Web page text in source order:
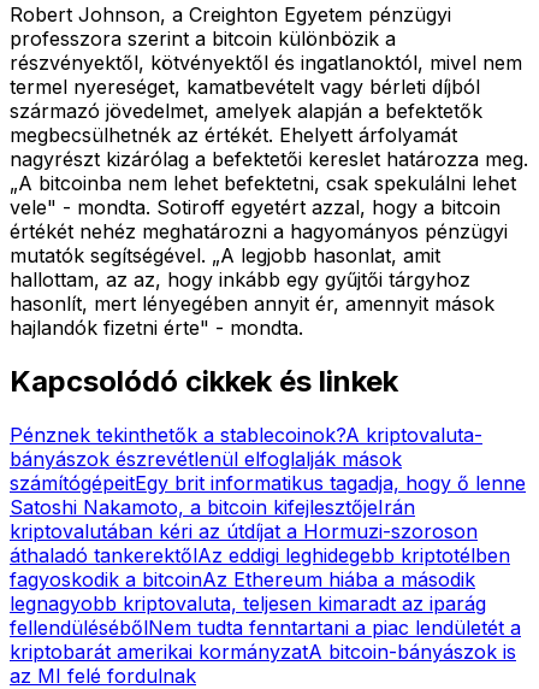
Robert Johnson, a Creighton Egyetem pénzügyi
professzora szerint a bitcoin különbözik a
részvényektől, kötvényektől és ingatlanoktól, mivel nem
termel nyereséget, kamatbevételt vagy bérleti díjból
származó jövedelmet, amelyek alapján a befektetők
megbecsülhetnék az értékét. Ehelyett árfolyamát
nagyrészt kizárólag a befektetői kereslet határozza meg.
„A bitcoinba nem lehet befektetni, csak spekulálni lehet
vele" - mondta. Sotiroff egyetért azzal, hogy a bitcoin
értékét nehéz meghatározni a hagyományos pénzügyi
mutatók segítségével. „A legjobb hasonlat, amit
hallottam, az az, hogy inkább egy gyűjtői tárgyhoz
hasonlít, mert lényegében annyit ér, amennyit mások
hajlandók fizetni érte" - mondta.
Kapcsolódó cikkek és linkek
Pénznek tekinthetők a stablecoinok?A kriptovaluta-
bányászok észrevétlenül elfoglalják mások
számítógépeitEgy brit informatikus tagadja, hogy ő lenne
Satoshi Nakamoto, a bitcoin kifejlesztőjeIrán
kriptovalutában kéri az útdíjat a Hormuzi-szoroson
áthaladó tankerektőlAz eddigi leghidegebb kriptotélben
fagyoskodik a bitcoinAz Ethereum hiába a második
legnagyobb kriptovaluta, teljesen kimaradt az iparág
fellendülésébőlNem tudta fenntartani a piac lendületét a
kriptobarát amerikai kormányzatA bitcoin-bányászok is
az MI felé fordulnak